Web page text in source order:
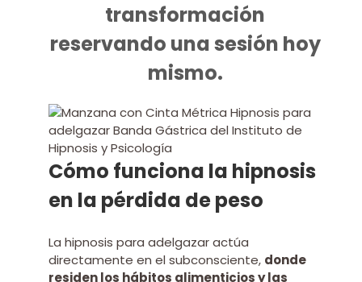
transformación
reservando una sesión hoy
mismo.
Cómo funciona la hipnosis
en la pérdida de peso
La hipnosis para adelgazar actúa
directamente en el subconsciente, donde
residen los hábitos alimenticios y las